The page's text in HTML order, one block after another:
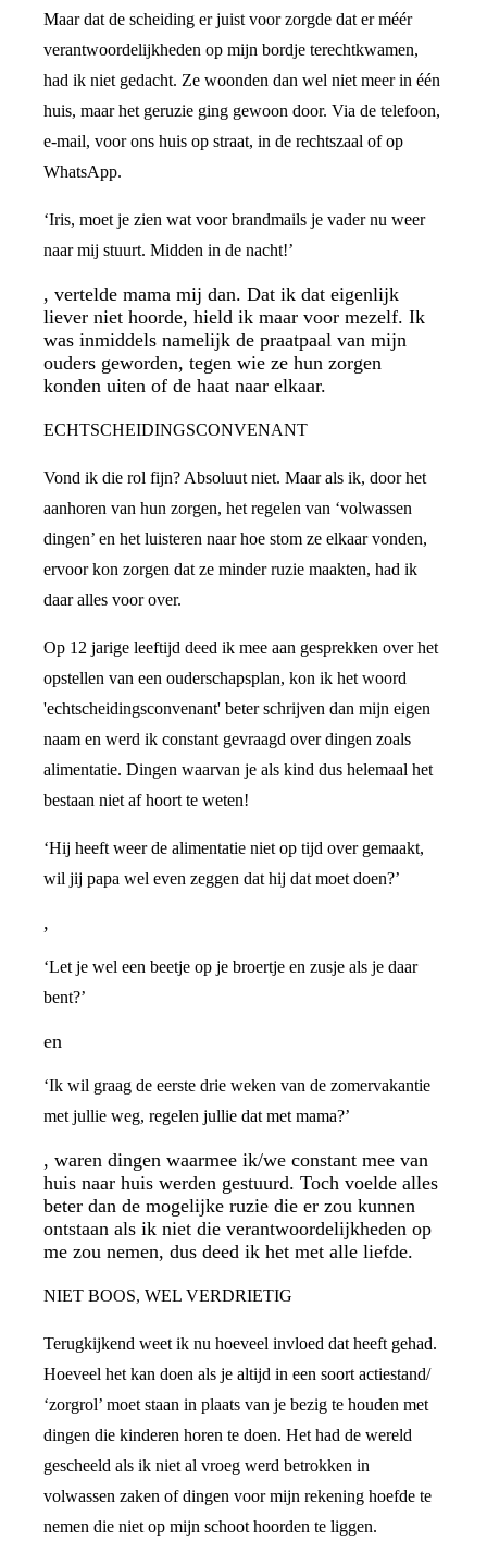
Maar dat de scheiding er juist voor zorgde dat er méér
verantwoordelijkheden op mijn bordje terechtkwamen,
had ik niet gedacht. Ze woonden dan wel niet meer in één
huis, maar het geruzie ging gewoon door. Via de telefoon,
e-mail, voor ons huis op straat, in de rechtszaal of op
WhatsApp.
‘Iris, moet je zien wat voor brandmails je vader nu weer
naar mij stuurt. Midden in de nacht!’
, vertelde mama mij dan. Dat ik dat eigenlijk
liever niet hoorde, hield ik maar voor mezelf. Ik
was inmiddels namelijk de praatpaal van mijn
ouders geworden, tegen wie ze hun zorgen
konden uiten of de haat naar elkaar.
ECHTSCHEIDINGSCONVENANT
Vond ik die rol fijn? Absoluut niet. Maar als ik, door het
aanhoren van hun zorgen, het regelen van ‘volwassen
dingen’ en het luisteren naar hoe stom ze elkaar vonden,
ervoor kon zorgen dat ze minder ruzie maakten, had ik
daar alles voor over.
Op 12 jarige leeftijd deed ik mee aan gesprekken over het
opstellen van een ouderschapsplan, kon ik het woord
'echtscheidingsconvenant' beter schrijven dan mijn eigen
naam en werd ik constant gevraagd over dingen zoals
alimentatie. Dingen waarvan je als kind dus helemaal het
bestaan niet af hoort te weten!
‘Hij heeft weer de alimentatie niet op tijd over gemaakt,
wil jij papa wel even zeggen dat hij dat moet doen?’
,
‘Let je wel een beetje op je broertje en zusje als je daar
bent?’
en
‘Ik wil graag de eerste drie weken van de zomervakantie
met jullie weg, regelen jullie dat met mama?’
, waren dingen waarmee ik/we constant mee van
huis naar huis werden gestuurd. Toch voelde alles
beter dan de mogelijke ruzie die er zou kunnen
ontstaan als ik niet die verantwoordelijkheden op
me zou nemen, dus deed ik het met alle liefde.
NIET BOOS, WEL VERDRIETIG
Terugkijkend weet ik nu hoeveel invloed dat heeft gehad.
Hoeveel het kan doen als je altijd in een soort actiestand/
‘zorgrol’ moet staan in plaats van je bezig te houden met
dingen die kinderen horen te doen. Het had de wereld
gescheeld als ik niet al vroeg werd betrokken in
volwassen zaken of dingen voor mijn rekening hoefde te
nemen die niet op mijn schoot hoorden te liggen.